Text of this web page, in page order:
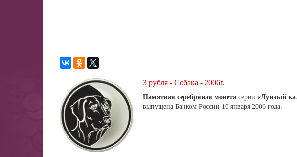
3 рубля - Собака - 2006г.
Памятная серебряная монета серии «Лунный
выпущена Банком России 10 января 2006 года.